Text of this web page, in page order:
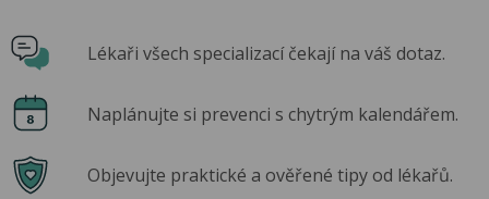
Lékaři všech specializací čekají na váš dotaz.
Naplánujte si prevenci s chytrým kalendářem.
Objevujte praktické a ověřené tipy od lékařů.